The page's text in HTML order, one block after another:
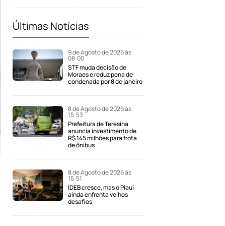
Últimas Notícias
9 de Agosto de 2026 às
08:00
STF muda decisão de
Moraes e reduz pena de
condenada por 8 de janeiro
8 de Agosto de 2026 às
15:53
Prefeitura de Teresina
anuncia investimento de
R$ 145 milhões para frota
de ônibus
8 de Agosto de 2026 às
15:51
IDEB cresce, mas o Piauí
ainda enfrenta velhos
desafios